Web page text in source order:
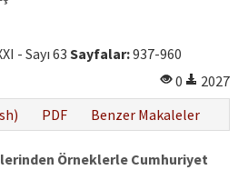
- Sayı 63 Sayfalar:937-960
0
2027
PDF Benzer Makaleler
Örneklerle Cumhuriyet